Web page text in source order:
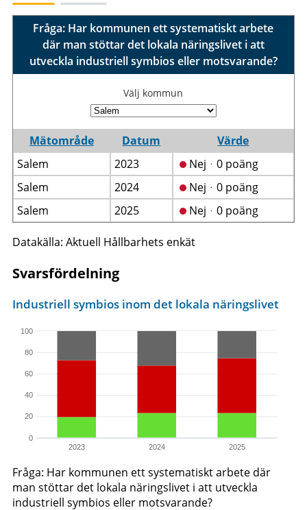
Fråga: Har kommunen ett systematiskt arbete
där man stöttar det lokala näringslivet i att
utveckla industriell symbios eller motsvarande?
Välj kommun
Mätområde Datum
Värde
Salem
2023
Nejᆞ0 poäng
Salem
2024
Nejᆞ0 poäng
Salem
2025 Nejᆞ0 poäng
Datakälla: Aktuell Hållbarhets enkät
Svarsfördelning
2023 2024 2025
0
20
40
60
80
100
Industriell symbios inom det lokala näringslivet
Fråga: Har kommunen ett systematiskt arbete där
man stöttar det lokala näringslivet i att utveckla
industriell symbios eller motsvarande?